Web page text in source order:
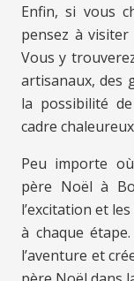
Enfin, si vous
pensez à
Vous y
artisanaux, des
la possibilité
cadre
Peu importe
père Noël à
l’excitation et
à chaque
l’aventure et